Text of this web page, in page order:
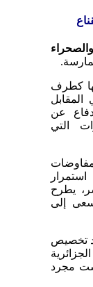
والصحراء
كطرف
المقابل
عن
التي
يطرح
إلى
تخصيص
مجرد